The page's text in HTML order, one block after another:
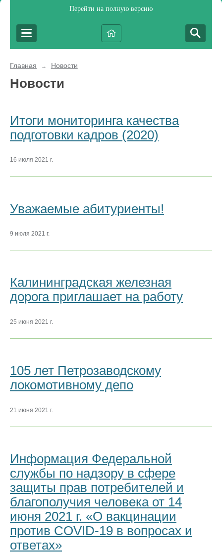
Перейти на полную версию
Главная → Новости
Новости
Итоги мониторинга качества
подготовки кадров (2020)
16 июля 2021 г.
Уважаемые абитуриенты!
9 июля 2021 г.
Калининградская железная
дорога приглашает на работу
25 июня 2021 г.
105 лет Петрозаводскому
локомотивному депо
21 июня 2021 г.
Информация Федеральной
службы по надзору в сфере
защиты прав потребителей и
благополучия человека от 14
июня 2021 г. «О вакцинации
против COVID-19 в вопросах и
ответах»